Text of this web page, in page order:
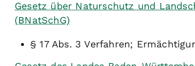
Gesetz über Naturschutz und
(BNatSchG)
§ 17 Abs. 3 Verfahren;